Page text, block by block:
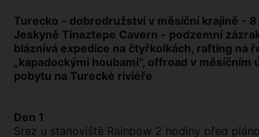
Turecko - dobrodružství v měsíční krajině - 8
Jeskyně Tinaztepe Cavern - podzemní
bláznivá expedice na čtyřkolkách, rafting na
„kapadockými houbami“, offroad v
pobytu na Turecké riviéře
Den 1
Sraz u stanoviště Rainbow 2 hodiny před